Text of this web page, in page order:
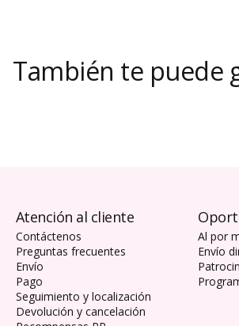
También te puede
Atención al cliente
Contáctenos
Preguntas frecuentes
Envío
Pago
Seguimiento y localización
Devolución y cancelación
Al por
Envío